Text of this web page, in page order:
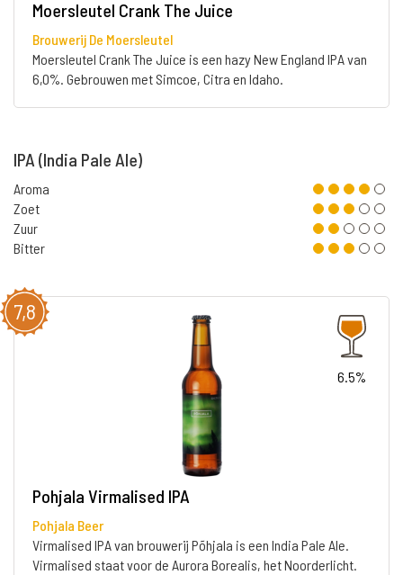
Moersleutel Crank The Juice
Brouwerij De Moersleutel
Moersleutel Crank The Juice is een hazy New England IPA van
6,0%. Gebrouwen met Simcoe, Citra en Idaho.
IPA (India Pale Ale)
Aroma
Zoet
Zuur
Bitter
7,8
6.5%
Pohjala Virmalised IPA
Pohjala Beer
Virmalised IPA van brouwerij Põhjala is een India Pale Ale.
Virmalised staat voor de Aurora Borealis, het Noorderlicht.